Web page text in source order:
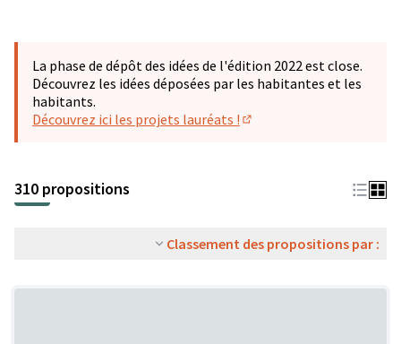
La phase de dépôt des idées de l'édition 2022 est close.
Découvrez les idées déposées par les habitantes et les
habitants.
Découvrez ici les projets lauréats !
310 propositions
Classement des propositions par :